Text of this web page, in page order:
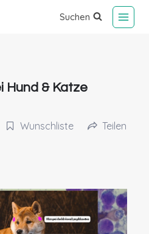
Suchen
Hund & Katze
Wunschliste Teilen